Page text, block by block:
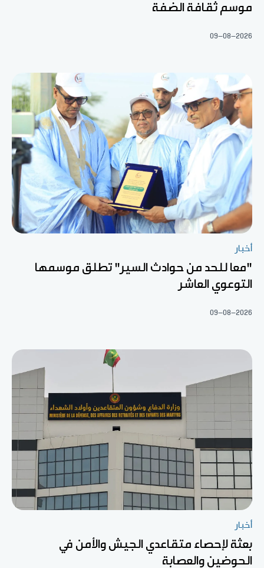
موسم ثقافة الضفة
09-08-2026
أخبار
"معا للحد من حوادث السير" تطلق موسمها
التوعوي العاشر
09-08-2026
أخبار
بعثة لإحصاء متقاعدي الجيش والأمن في
الحوضين والعصابة